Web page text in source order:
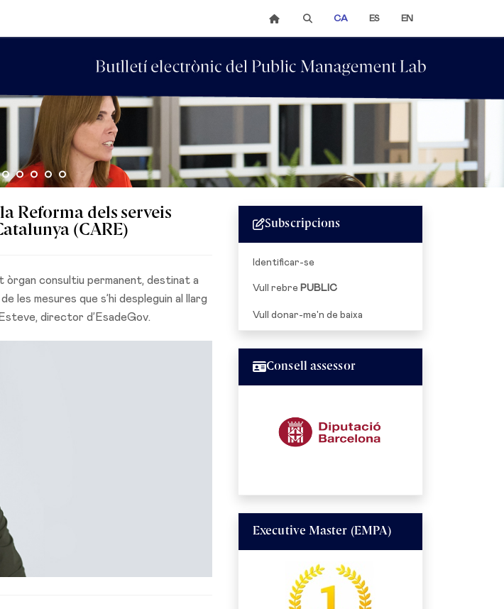
CA ES EN
Reforma dels serveis
(CARE)
òrgan consultiu permanent, destinat a
les mesures que s’hi despleguin al llarg
director d’EsadeGov.
Subscripcions
Identificar-se
Vull rebre PUBLIC
Vull donar-me'n de baixa
Consell assessor
Executive Master (EMPA)